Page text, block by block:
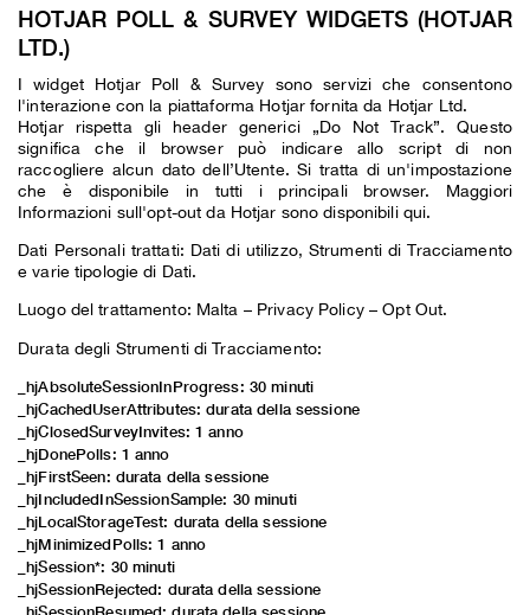
HOTJAR POLL & SURVEY WIDGETS (HOTJAR
LTD.)
I widget Hotjar Poll & Survey sono servizi che consentono
l'interazione con la piattaforma Hotjar fornita da Hotjar Ltd.
Hotjar rispetta gli header generici „Do Not Track”. Questo
significa che il browser può indicare allo script di non
raccogliere alcun dato dell’Utente. Si tratta di un'impostazione
che è disponibile in tutti i principali browser. Maggiori
Informazioni sull'opt-out da Hotjar sono disponibili qui.
Dati Personali trattati: Dati di utilizzo, Strumenti di Tracciamento
e varie tipologie di Dati.
Luogo del trattamento: Malta – Privacy Policy–Opt Out.
Durata degli Strumenti di Tracciamento:
_hjAbsoluteSessionInProgress: 30 minuti
_hjCachedUserAttributes: durata della sessione
_hjClosedSurveyInvites: 1 anno
_hjDonePolls: 1 anno
_hjFirstSeen: durata della sessione
_hjIncludedInSessionSample: 30 minuti
_hjLocalStorageTest: durata della sessione
_hjMinimizedPolls: 1 anno
_hjSession*: 30 minuti
_hjSessionRejected: durata della sessione